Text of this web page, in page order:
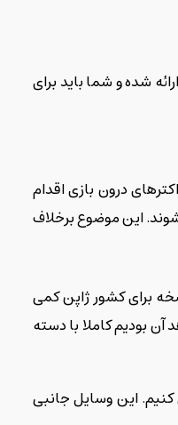
شده و شما باید برای
درون بازی اقدام
این موضوع برخلاف
البته این نسخه برای کشور ژاپن کمی
بودیم کاملا با دسته
این وسایل جانبی